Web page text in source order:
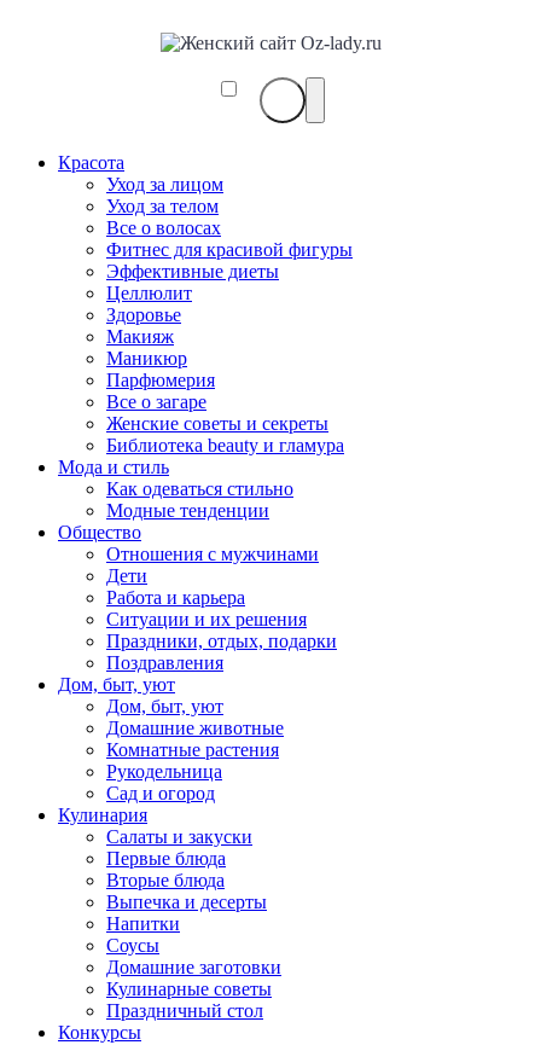
Красота
Уход за лицом
Уход за телом
Все о волосах
Фитнес для красивой фигуры
Эффективные диеты
Целлюлит
Здоровье
Макияж
Маникюр
Парфюмерия
Все о загаре
Женские советы и секреты
Библиотека beauty и гламура
Мода и стиль
Как одеваться стильно
Модные тенденции
Общество
Отношения с мужчинами
Дети
Работа и карьера
Ситуации и их решения
Праздники, отдых, подарки
Поздравления
Дом, быт, уют
Дом, быт, уют
Домашние животные
Комнатные растения
Рукодельница
Сад и огород
Кулинария
Салаты и закуски
Первые блюда
Вторые блюда
Выпечка и десерты
Напитки
Соусы
Домашние заготовки
Кулинарные советы
Праздничный стол
Конкурсы